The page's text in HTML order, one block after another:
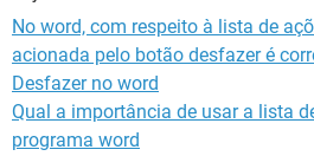
GUIA DE COMPRAS
No word, com respeito à lista de
acionada pelo botão desfazer é
Desfazer no word
Qual a importância de usar a lista
programa word